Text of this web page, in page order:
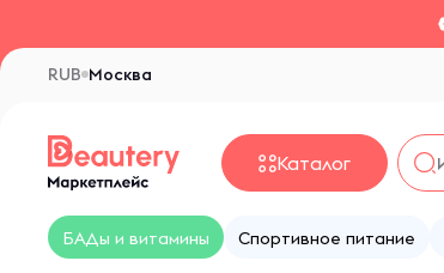
Москва
RUB
Каталог
БАДы и витамины Спортивное питание